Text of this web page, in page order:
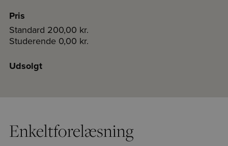
Pris
Standard 200,00 kr.
Studerende 0,00 kr.
Udsolgt
Enkeltforelæsning